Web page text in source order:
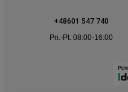
+48601 547 740
Pn.-Pt. 08:00-16:00